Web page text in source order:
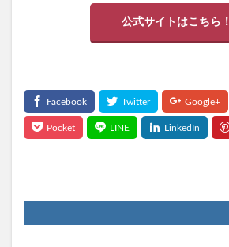
公式サイトはこちら！